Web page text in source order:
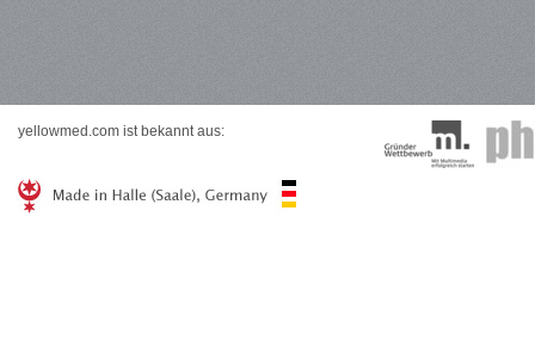
yellowmed.com ist bekannt aus: